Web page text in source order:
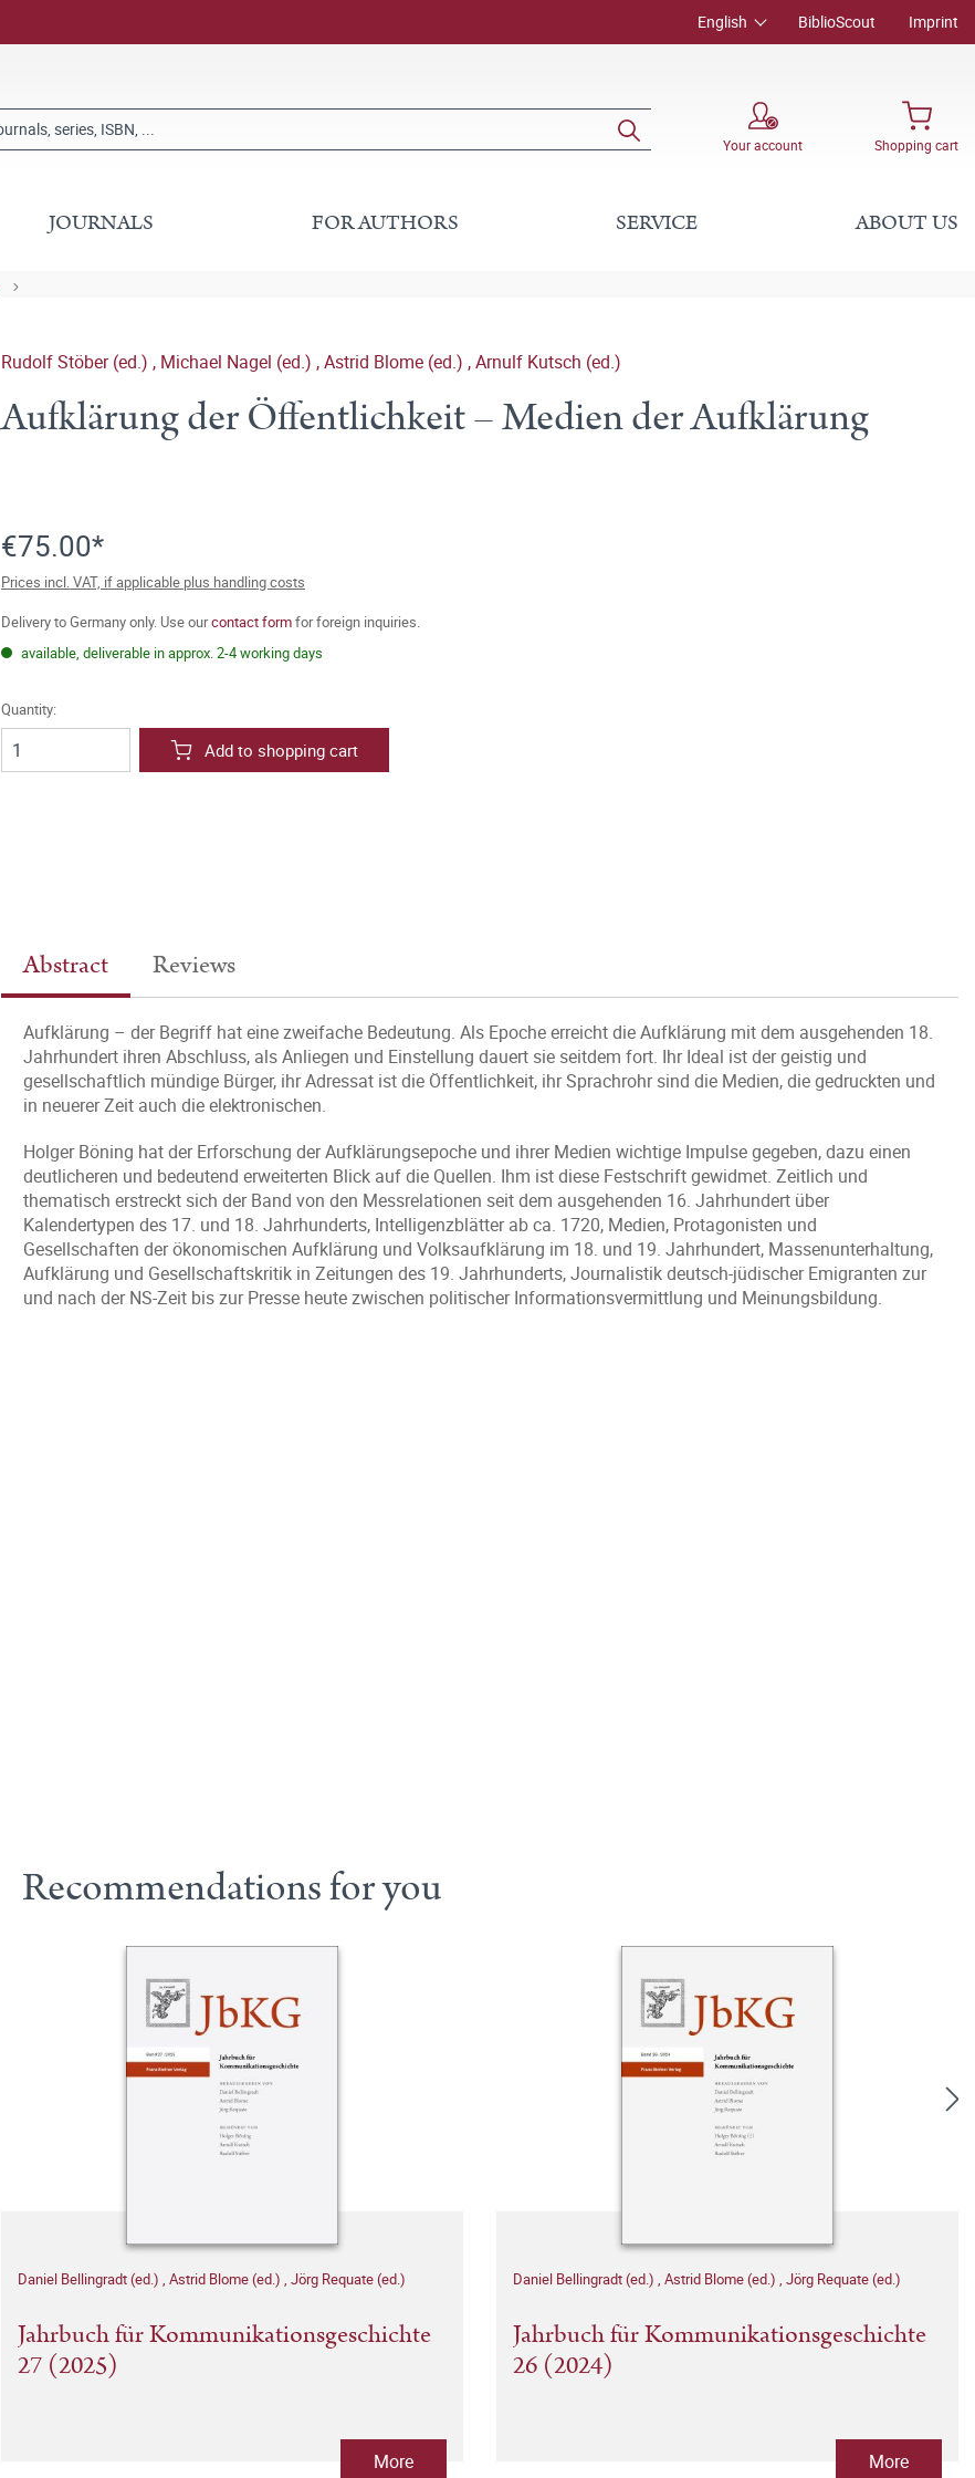
English BiblioScout Imprint
Your account Shopping cart
JOURNALS FOR AUTHORS SERVICE ABOUT US
Rudolf Stöber (ed.) , Michael Nagel (ed.) ,Astrid Blome (ed.) ,Arnulf Kutsch (ed.)
Aufklärung der Öffentlichkeit – Medien der Aufklärung
€75.00*
Prices incl. VAT, if applicable plus handling costs
Delivery to Germany only. Use ourcontact formfor foreign inquiries.
available, deliverable in approx. 2-4 working days
Quantity:
Add to shopping cart
Abstract Reviews
Aufklärung – der Begriff hat eine zweifache Bedeutung. Als Epoche erreicht die Aufklärung mit dem ausgehenden 18.
Jahrhundert ihren Abschluss, als Anliegen und Einstellung dauert sie seitdem fort. Ihr Ideal ist der geistig und
gesellschaftlich mündige Bürger, ihr Adressat ist die Öffentlichkeit, ihr Sprachrohr sind die Medien, die gedruckten und
in neuerer Zeit auch die elektronischen.
Holger Böning hat der Erforschung der Aufklärungsepoche und ihrer Medien wichtige Impulse gegeben, dazu einen
deutlicheren und bedeutend erweiterten Blick auf die Quellen. Ihm ist diese Festschrift gewidmet. Zeitlich und
thematisch erstreckt sich der Band von den Messrelationen seit dem ausgehenden 16. Jahrhundert über
Kalendertypen des 17. und 18. Jahrhunderts, Intelligenzblätter ab ca. 1720, Medien, Protagonisten und
Gesellschaften der ökonomischen Aufklärung und Volksaufklärung im 18. und 19. Jahrhundert, Massenunterhaltung,
Aufklärung und Gesellschaftskritik in Zeitungen des 19. Jahrhunderts, Journalistik deutsch-jüdischer Emigranten zur
und nach der NS-Zeit bis zur Presse heute zwischen politischer Informationsvermittlung und Meinungsbildung.
Recommendations for you
Daniel Bellingradt (ed.) , Astrid Blome (ed.) , Jörg Requate (ed.)
Jahrbuch für Kommunikationsgeschichte
27 (2025)
More
Daniel Bellingradt (ed.) , Astrid Blome (ed.) , Jörg Requate (ed.)
Jahrbuch für Kommunikationsgeschichte
26 (2024)
More